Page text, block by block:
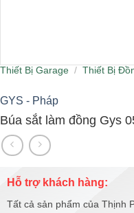
Thiết Bị Garage / Thiết Bị
GYS - Pháp
Búa sắt làm đồng Gys
Hỗ trợ khách hàng:
Tất cả sản phẩm của Thịnh